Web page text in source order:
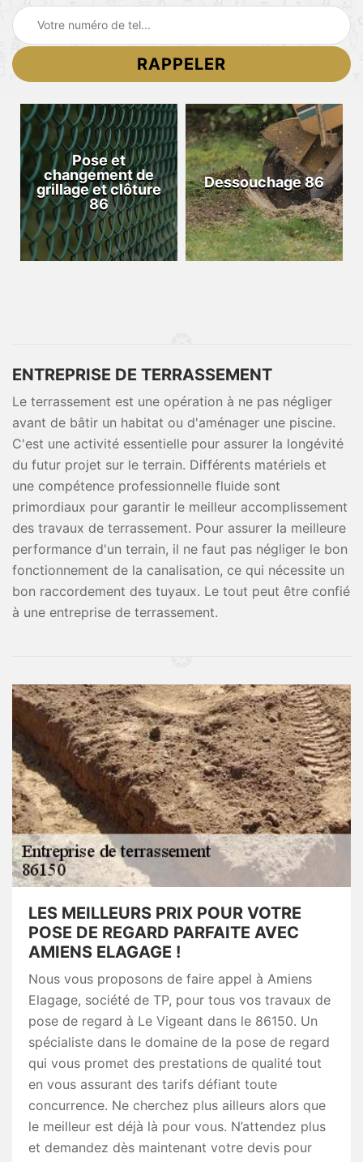
Pose et
changement de
grillage et clôture
86
Dessouchage 86
ENTREPRISE DE TERRASSEMENT
Le terrassement est une opération à ne pas négliger
avant de bâtir un habitat ou d'aménager une piscine.
C'est une activité essentielle pour assurer la longévité
du futur projet sur le terrain. Différents matériels et
une compétence professionnelle fluide sont
primordiaux pour garantir le meilleur accomplissement
des travaux de terrassement. Pour assurer la meilleure
performance d'un terrain, il ne faut pas négliger le bon
fonctionnement de la canalisation, ce qui nécessite un
bon raccordement des tuyaux. Le tout peut être confié
à une entreprise de terrassement.
LES MEILLEURS PRIX POUR VOTRE
POSE DE REGARD PARFAITE AVEC
AMIENS ELAGAGE !
Nous vous proposons de faire appel à Amiens
Elagage, société de TP, pour tous vos travaux de
pose de regard à Le Vigeant dans le 86150. Un
spécialiste dans le domaine de la pose de regard
qui vous promet des prestations de qualité tout
en vous assurant des tarifs défiant toute
concurrence. Ne cherchez plus ailleurs alors que
le meilleur est déjà là pour vous. N’attendez plus
et demandez dès maintenant votre devis pour